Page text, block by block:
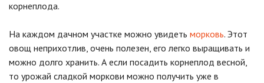
корнеплода.
На каждом дачном участке можно увидеть морковь. Этот
овощ неприхотлив, очень полезен, его легко выращивать и
можно долго хранить. А если посадить корнеплод весной,
то урожай сладкой моркови можно получить уже в